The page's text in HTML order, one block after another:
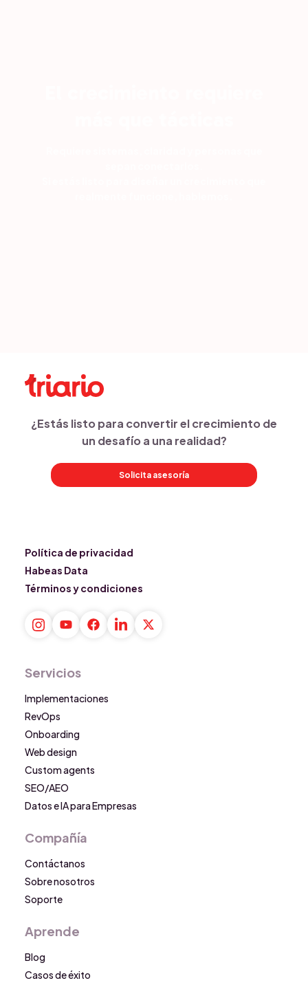
¿Estás listo para convertir el crecimiento de
un desafío a una realidad?
Solicita asesoría
Política de privacidad
Habeas Data
Términos y condiciones
Servicios
Implementaciones
RevOps
Onboarding
Web design
Custom agents
SEO/AEO
Datos e IA para Empresas
Compañía
Contáctanos
Sobre nosotros
Soporte
Aprende
Blog
Casos de éxito